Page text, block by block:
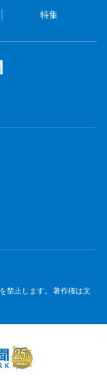
特集
禁止します。 著作権は文